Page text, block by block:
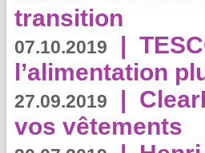
transition
07.10.2019 |
l’alimentation
27.09.2019 |
vos vêtements